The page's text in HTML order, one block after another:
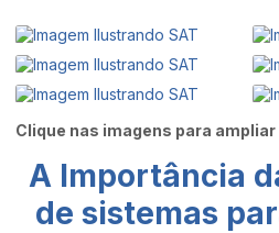
Clique nas imagens para ampliar
A Importância
de sistemas